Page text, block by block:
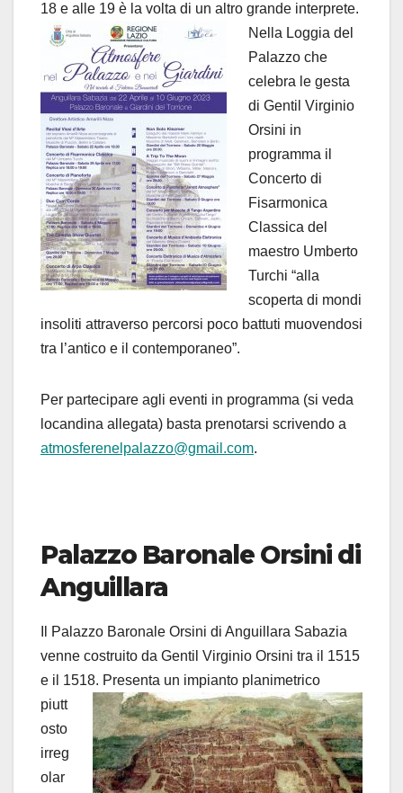
18 e alle 19 è la volta di un altro grande interprete.
Nella Loggia del
Palazzo che
celebra le gesta
di Gentil Virginio
Orsini in
programma il
Concerto di
Fisarmonica
Classica del
maestro Umberto
Turchi “alla
scoperta di mondi
insoliti attraverso percorsi poco battuti muovendosi
tra l’antico e il contemporaneo”.
Per partecipare agli eventi in programma (si veda
locandina allegata) basta prenotarsi scrivendo a
atmosferenelpalazzo@gmail.com.
Palazzo Baronale Orsini di
Anguillara
Il Palazzo Baronale Orsini di Anguillara Sabazia
venne costruito da Gentil Virginio Orsini tra il 1515
e il 1518. Presenta un impianto planimetrico
piutt
osto
irreg
olar